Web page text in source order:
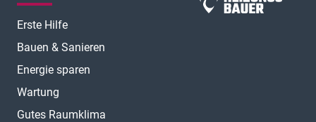
Erste Hilfe
Bauen & Sanieren
Energie sparen
Wartung
Gutes Raumklima